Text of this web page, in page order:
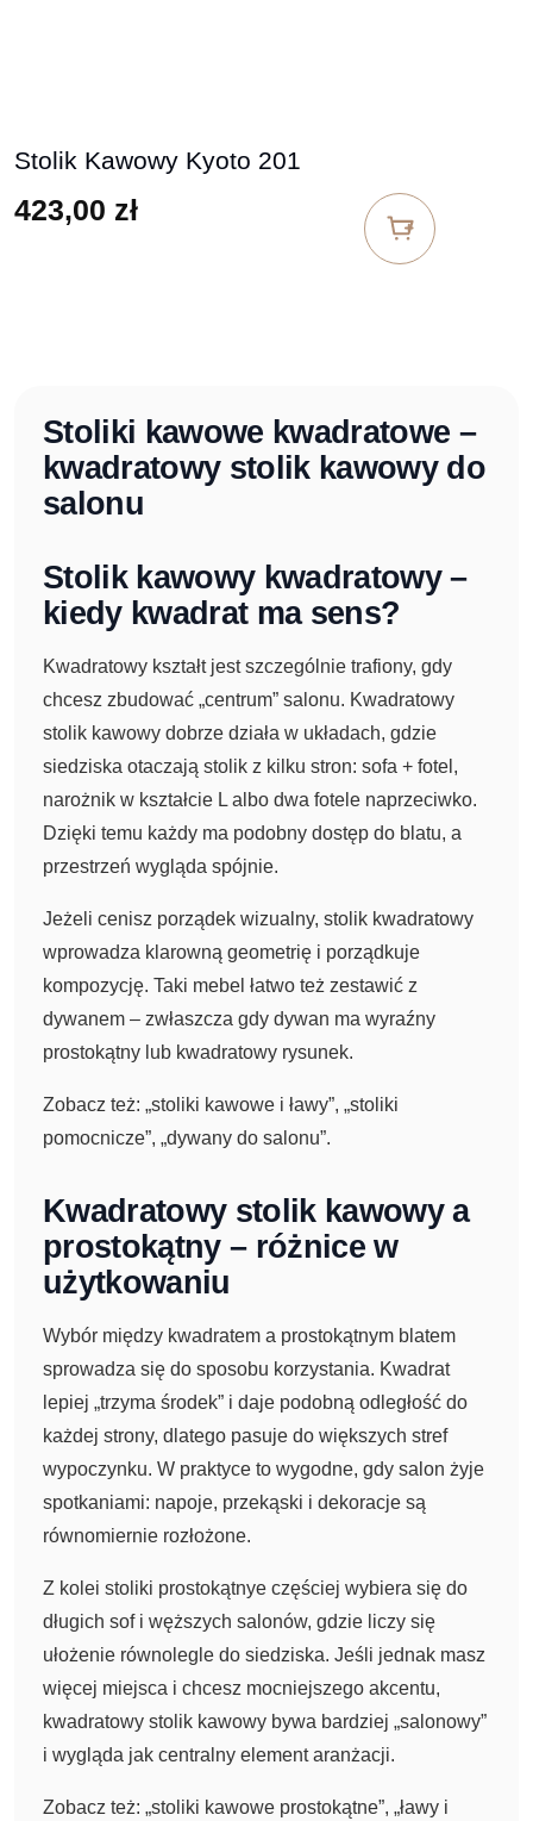
Stolik Kawowy Kyoto 201
423,00 zł
Stoliki kawowe kwadratowe –
kwadratowy stolik kawowy do
salonu
Stolik kawowy kwadratowy –
kiedy kwadrat ma sens?
Kwadratowy kształt jest szczególnie trafiony, gdy
chcesz zbudować „centrum” salonu. Kwadratowy
stolik kawowy dobrze działa w układach, gdzie
siedziska otaczają stolik z kilku stron: sofa + fotel,
narożnik w kształcie L albo dwa fotele naprzeciwko.
Dzięki temu każdy ma podobny dostęp do blatu, a
przestrzeń wygląda spójnie.
Jeżeli cenisz porządek wizualny, stolik kwadratowy
wprowadza klarowną geometrię i porządkuje
kompozycję. Taki mebel łatwo też zestawić z
dywanem – zwłaszcza gdy dywan ma wyraźny
prostokątny lub kwadratowy rysunek.
Zobacz też: „stoliki kawowe i ławy”, „stoliki
pomocnicze”, „dywany do salonu”.
Kwadratowy stolik kawowy a
prostokątny – różnice w
użytkowaniu
Wybór między kwadratem a prostokątnym blatem
sprowadza się do sposobu korzystania. Kwadrat
lepiej „trzyma środek” i daje podobną odległość do
każdej strony, dlatego pasuje do większych stref
wypoczynku. W praktyce to wygodne, gdy salon żyje
spotkaniami: napoje, przekąski i dekoracje są
równomiernie rozłożone.
Z kolei stoliki prostokątnye częściej wybiera się do
długich sof i węższych salonów, gdzie liczy się
ułożenie równolegle do siedziska. Jeśli jednak masz
więcej miejsca i chcesz mocniejszego akcentu,
kwadratowy stolik kawowy bywa bardziej „salonowy”
i wygląda jak centralny element aranżacji.
Zobacz też: „stoliki kawowe prostokątne”, „ławy i